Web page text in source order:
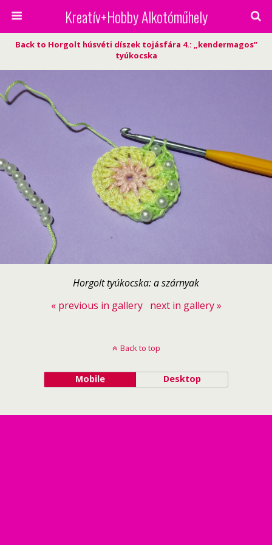
Kreatív+Hobby Alkotóműhely
Back to Horgolt húsvéti díszek tojásfára 4.: „kendermagos”
tyúkocska
Horgolt tyúkocska: a szárnyak
« previous in gallery
next in gallery »
Back to top
Mobile Desktop